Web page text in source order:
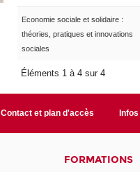
Economie sociale et solidaire :
théories, pratiques et innovations
sociales
Éléments 1 à 4 sur 4
Contact et plan d'accès
FORMATIONS